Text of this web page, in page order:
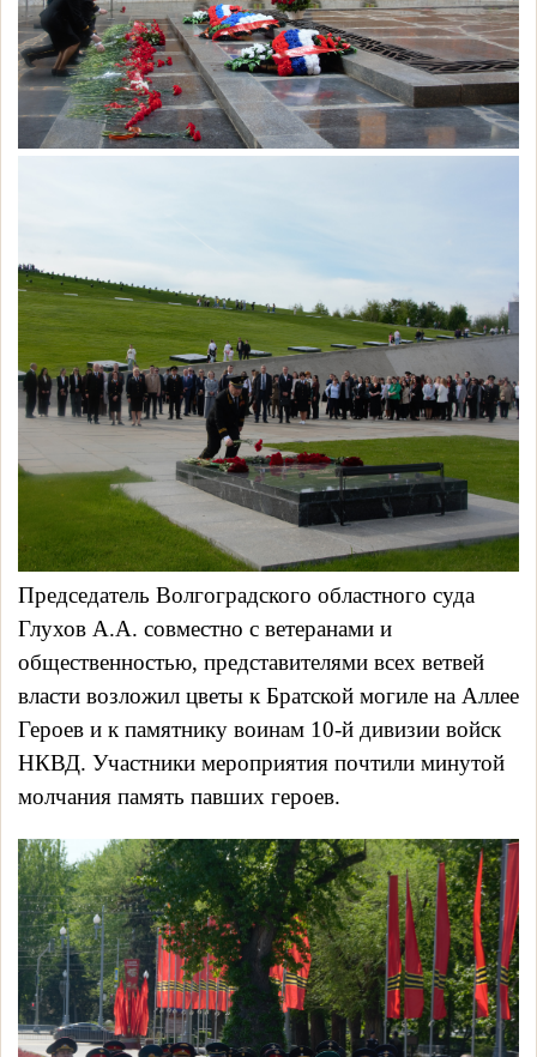
Председатель Волгоградского областного суда
Глухов А.А. совместно с ветеранами и
общественностью, представителями всех ветвей
власти возложил цветы к Братской могиле на Аллее
Героев и к памятнику воинам 10-й дивизии войск
НКВД. Участники мероприятия почтили минутой
молчания память павших героев.